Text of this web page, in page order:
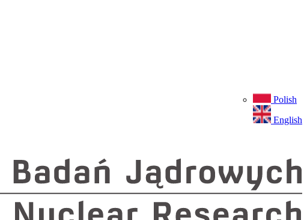
Polish
English